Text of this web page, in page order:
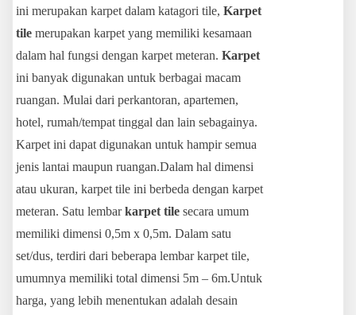
ini merupakan karpet dalam katagori tile, Karpet
tile merupakan karpet yang memiliki kesamaan
dalam hal fungsi dengan karpet meteran. Karpet
ini banyak digunakan untuk berbagai macam
ruangan. Mulai dari perkantoran, apartemen,
hotel, rumah/tempat tinggal dan lain sebagainya.
Karpet ini dapat digunakan untuk hampir semua
jenis lantai maupun ruangan.Dalam hal dimensi
atau ukuran, karpet tile ini berbeda dengan karpet
meteran. Satu lembarkarpet tile secara umum
memiliki dimensi 0,5m x 0,5m. Dalam satu
set/dus, terdiri dari beberapa lembar karpet tile,
umumnya memiliki total dimensi 5m – 6m.Untuk
harga, yang lebih menentukan adalah desain